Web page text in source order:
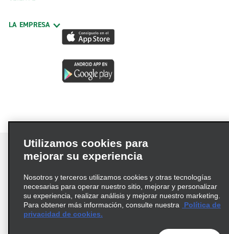
LA EMPRESA
Términos de uso
Política de privacidad
Política de cookies
Información de Salud del Consumidor
Utilizamos cookies para
mejorar su experiencia
Nosotros y terceros utilizamos cookies y otras tecnologías
necesarias para operar nuestro sitio, mejorar y personalizar
su experiencia, realizar análisis y mejorar nuestro marketing.
Para obtener más información, consulte nuestra
Política de
privacidad de cookies.